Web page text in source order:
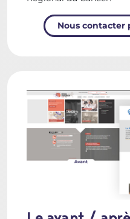
Nous contacter